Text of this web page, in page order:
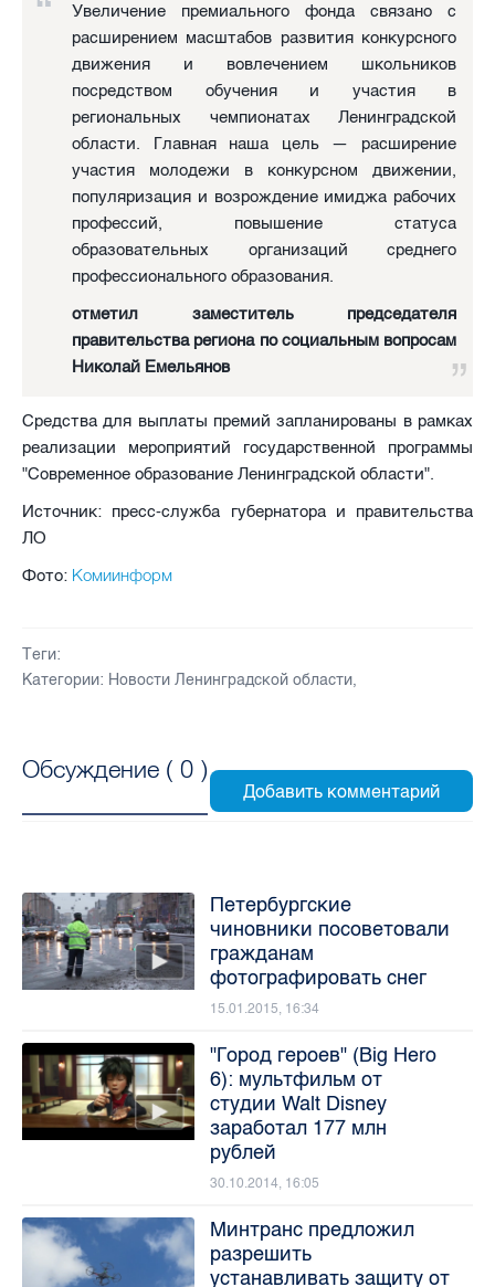
Увеличение премиального фонда связано с
расширением масштабов развития конкурсного
движения и вовлечением школьников
посредством обучения и участия в
региональных чемпионатах Ленинградской
области. Главная наша цель — расширение
участия молодежи в конкурсном движении,
популяризация и возрождение имиджа рабочих
профессий, повышение статуса
образовательных организаций среднего
профессионального образования.
отметил заместитель председателя
правительства региона по социальным вопросам
Николай Емельянов
Средства для выплаты премий запланированы в рамках
реализации мероприятий государственной программы
"Современное образование Ленинградской области".
Источник: пресс-служба губернатора и правительства
ЛО
Фото: Комиинформ
Теги:
Категории: Новости Ленинградской области,
Обсуждение ( 0 )
Петербургские
чиновники посоветовали
гражданам
фотографировать снег
15.01.2015, 16:34
"Город героев" (Big Hero
6): мультфильм от
студии Walt Disney
заработал 177 млн
рублей
30.10.2014, 16:05
Минтранс предложил
разрешить
устанавливать защиту от